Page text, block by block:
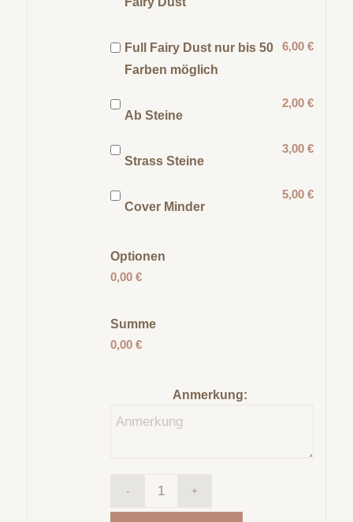
Full Fairy Dust nur bis 50
Farben möglich
6,00 €
Ab Steine
2,00 €
Strass Steine
3,00 €
Cover Minder
5,00 €
Optionen
0,00 €
Summe
0,00 €
Anmerkung: